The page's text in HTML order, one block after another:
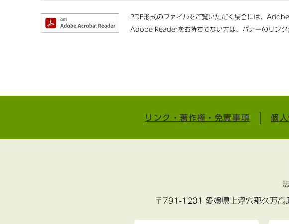
PDF形式のファイルをご覧いただく場合には、
Adobe Readerをお持ちでない方は、バナーのリンク
リンク・著作権・免責事項 個
〒791-1201 愛媛県上浮穴郡久万高